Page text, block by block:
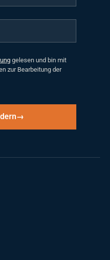
gelesen und bin mit
zur Bearbeitung der